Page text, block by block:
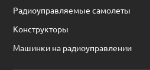
Радиоуправляемые самолеты
Конструкторы
Машинки на радиоуправлении